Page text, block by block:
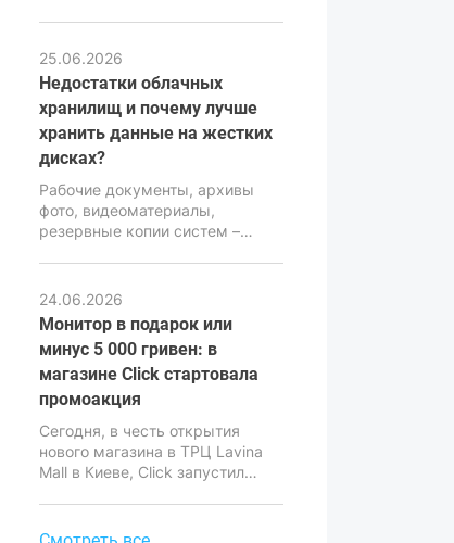
на компьютер. Воспользуйтесь
акционным предложением и
сделайте свою покупку ещё
выгоднее.
25.06.2026
Недостатки облачных
хранилищ и почему лучше
хранить данные на жестких
дисках?
Рабочие документы, архивы
фото, видеоматериалы,
резервные копии систем –
Ошибка в выборе хранилища
может привести к потере
информации, серьезным
финансовым и репутационным
последствиям. Именно поэтому
вопрос выбора между
локальными накопителями
стоит особенно остро.
24.06.2026
Монитор в подарок или
минус 5 000 гривен: в
магазине Click стартовала
промоакция
Сегодня, в честь открытия
нового магазина в ТРЦ Lavina
Mall в Киеве, Click запустил